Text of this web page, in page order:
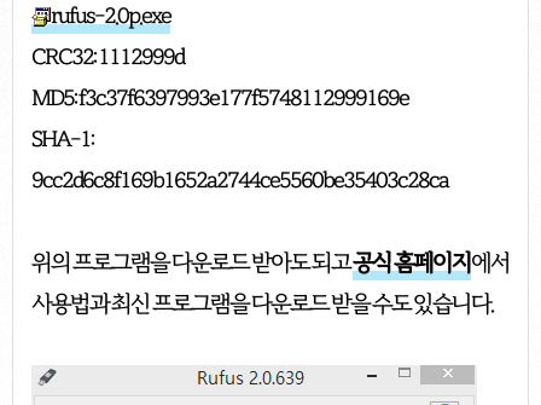
rufus-2.0p.exe
CRC32: 1112999d
MD5: f3c37f6397993e177f5748112999169e
SHA-1:
9cc2d6c8f169b1652a2744ce5560be35403c28ca
위의 프로그램을 다운로드 받아도 되고공식 홈페이지에서
사용법과 최신 프로그램을 다운로드 받을 수도 있습니다.